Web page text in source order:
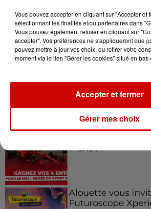
Jeux
Gagnez vos
Gagnez vos
Mans !
Alouette vous
Futuroscope
Vous pouvez accepter en cliquant sur "Accepter et
sélectionnant les finalités et/ou partenaires dans
Vous pouvez également refuser en cliquant sur
accepter". Vos préférences ne s'appliqueront que
pouvez mettre à jour vos choix, ou retirer votre
moment via le lien "Gérer les cookies" situé en bas
Gérer mes choix
Accepter et fermer